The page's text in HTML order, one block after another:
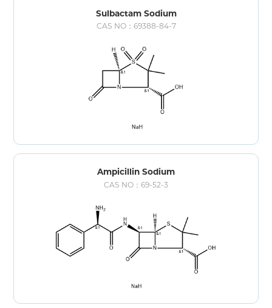
Sulbactam Sodium
CAS NO：69388-84-7
Ampicillin Sodium
CAS NO：69-52-3